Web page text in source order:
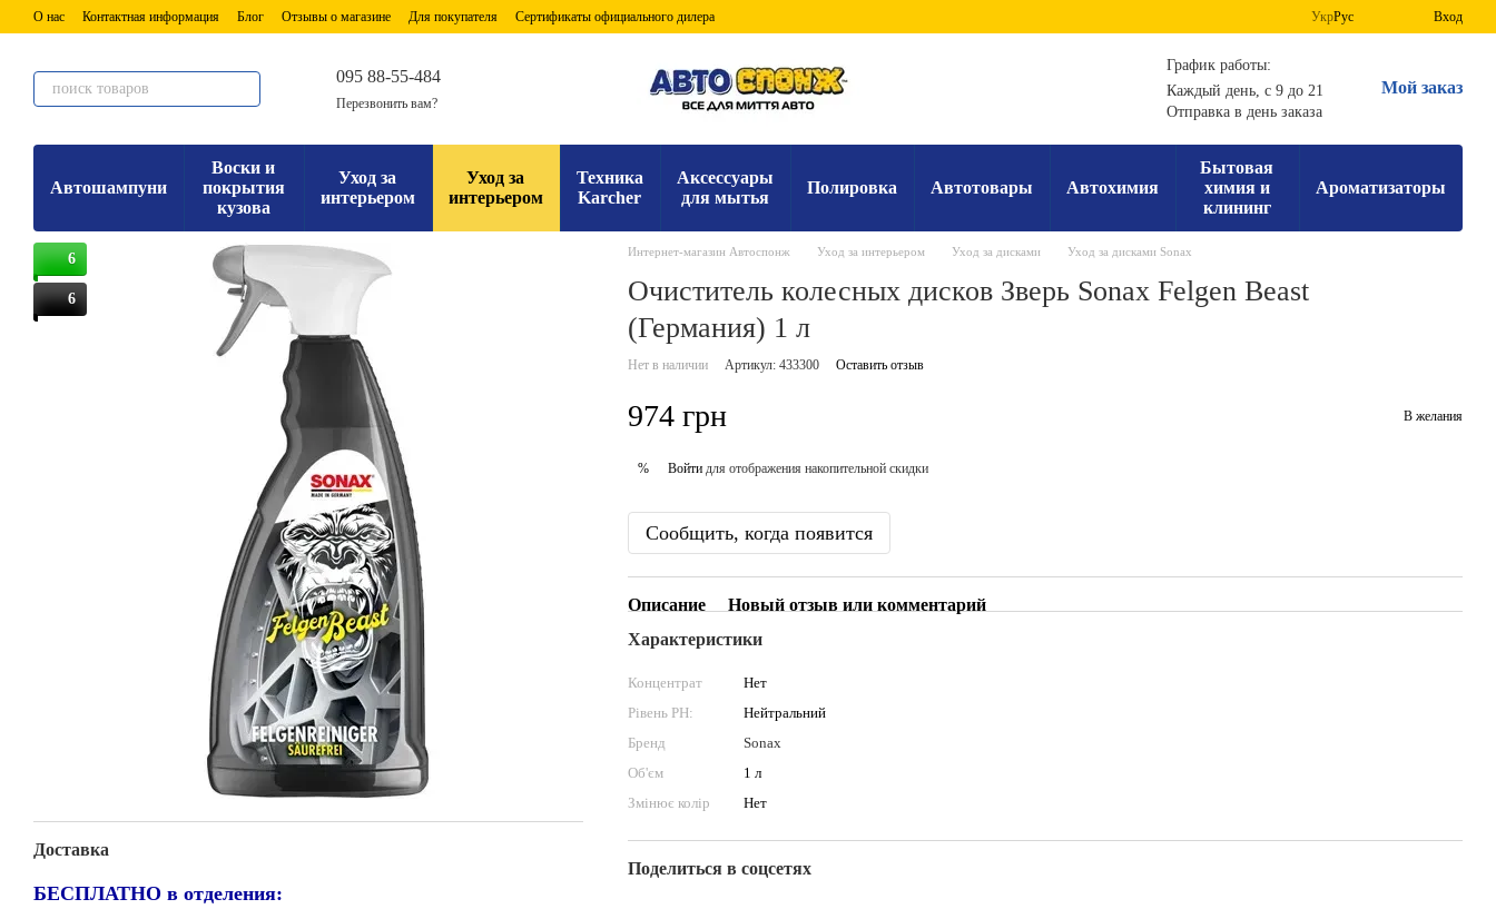
Перейти к основному контенту
О нас Контактная информация Блог Отзывы о магазине Для покупателя Сертификаты официального дилера УкрРус Вход
095 88-55-484
Перезвонить вам?
График работы:
Каждый день, с 9 до 21
Отправка в день заказа
Мой заказ
Автошампуни
Воски и
покрытия
кузова
Уход за
интерьером
Уход за
интерьером
Техника
Karcher
Аксессуары
для мытья
Полировка Автотовары Автохимия
Бытовая
химия и
клининг
Ароматизаторы
6
6
Доставка
БЕСПЛАТНО в отделения:
Интернет-магазин Автоспонж Уход за интерьером Уход за дисками Уход за дисками Sonax
Очиститель колесных дисков Зверь Sonax Felgen Beast
(Германия) 1 л
Нет в наличии Артикул: 433300 Оставить отзыв
974 грн В желания
% Войтидля отображения накопительной скидки
Сообщить, когда появится
Описание
Новый отзыв или комментарий
Характеристики
Концентрат
Нет
Рівень PН:
Нейтральний
Бренд
Sonax
Об'єм
1 л
Змінює колір
Нет
Поделиться в соцсетях